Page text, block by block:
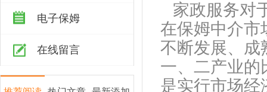
电子保姆
在线留言
家政服务对
在保姆中介市
不断发展、成
一、二产业
是实行市场经